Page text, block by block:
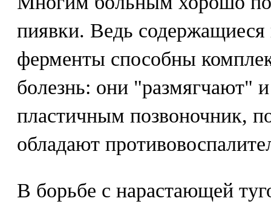
пиявки. Ведь
ферменты способны
болезнь: они "размягчают"
пластичным позвоночник,
обладают
В борьбе с нарастающей